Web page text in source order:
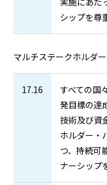
シップを尊
マルチステークホルダ
17.16
すべての国
発目標の達
技術及び資
ホルダー・
つ、持続可
ナーシップ